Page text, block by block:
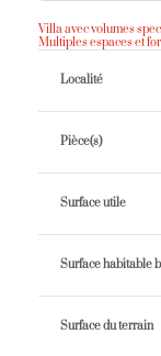
Villa avec volumes
Multiples espaces et
Localité
Pièce(s)
Surface utile
Surface habitable
Surface du terrain